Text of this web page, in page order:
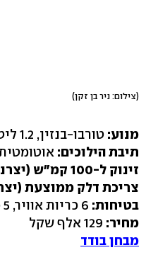
(צילום: ניר בן זקן)
מנוע: טורבו-בנזין, 1.2 ליטר, 130 כ"ס
תיבת הילוכים: אוטומטית, 6
זינוק ל-100 קמ"ש (יצרנית):
צריכת דלק ממוצעת
בטיחות:
מחיר:
מבחן בודד